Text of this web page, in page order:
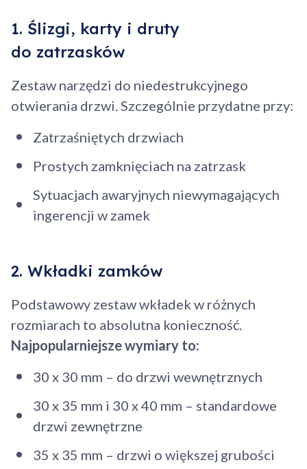
1. Ślizgi, karty i druty
do zatrzasków
Zestaw narzędzi do niedestrukcyjnego
otwierania drzwi. Szczególnie przydatne przy:
Zatrzaśniętych drzwiach
Prostych zamknięciach na zatrzask
Sytuacjach awaryjnych niewymagających
ingerencji w zamek
2. Wkładki zamków
Podstawowy zestaw wkładek w różnych
rozmiarach to absolutna konieczność.
Najpopularniejsze wymiary to:
30 x 30 mm – do drzwi wewnętrznych
30 x 35 mm i 30 x 40 mm – standardowe
drzwi zewnętrzne
35 x 35 mm – drzwi o większej grubości
Kontynuuj zakupy